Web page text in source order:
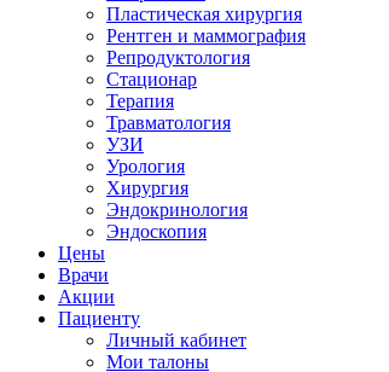
Пластическая хирургия
Рентген и маммография
Репродуктология
Стационар
Терапия
Травматология
УЗИ
Урология
Хирургия
Эндокринология
Эндоскопия
Цены
Врачи
Акции
Пациенту
Личный кабинет
Мои талоны